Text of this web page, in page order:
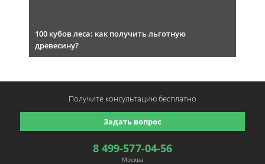
100 кубов леса: как получить льготную
древесину?
8 499-577-04-56
Москва
Задать вопрос
Получите консультациюбесплатно